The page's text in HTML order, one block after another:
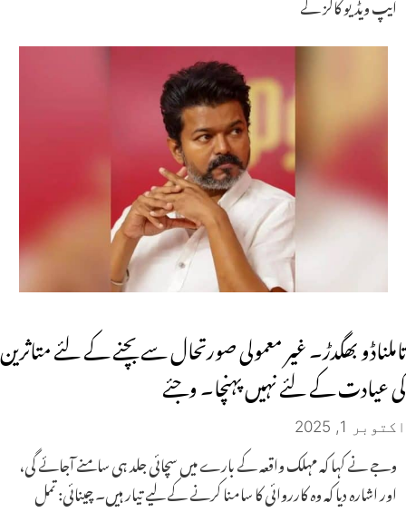
تاملناڈو بھگدڑ۔ غیر معمولی صورتحال سے بچنے کے لئے متاثرین
کی عیادت کے لئے نہیں پہنچا۔ وجئے
اکتوبر 1, 2025
وجے نے کہا کہ مہلک واقعہ کے بارے میں سچائی جلد ہی سامنے آجائے گی،
اور اشارہ دیا کہ وہ کارروائی کا سامنا کرنے کے لیے تیار ہیں۔ چینائی: تمل